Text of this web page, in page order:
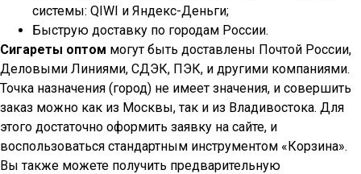
системы: QIWI и Яндекс-Деньги;
Быструю доставку по городам России.
Сигареты оптом могут быть доставлены Почтой России,
Деловыми Линиями, СДЭК, ПЭК, и другими компаниями.
Точка назначения (город) не имеет значения, и совершить
заказ можно как из Москвы, так и из Владивостока. Для
этого достаточно оформить заявку на сайте, и
воспользоваться стандартным инструментом «Корзина».
Вы также можете получить предварительную